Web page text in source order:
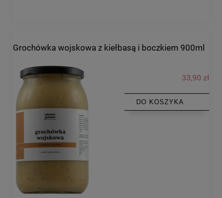
Grochówka wojskowa z kiełbasą i boczkiem 900ml
33,90 zł
DO KOSZYKA